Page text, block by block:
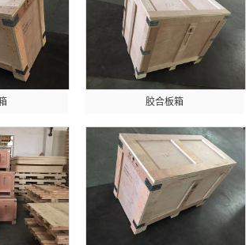
等。 随着中国制造产品在全球的覆盖，我司的包装产品
我司也得到不断的发展和壮大。
系ISO:9001:2008,并具备商检备案,可以从事原木以及
服务.
，互利共赢，我们竭诚为您提供服务，期待与贵司的合
胶合板箱